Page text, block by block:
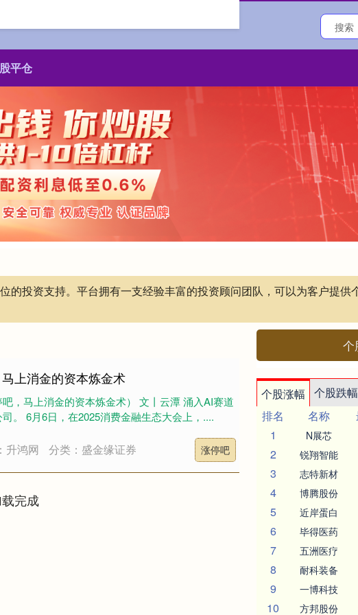
平仓
的投资支持。平台拥有一支经验丰富的投资顾问团队，可以为客户提供
上消金的资本炼金术
，马上消金的资本炼金术） 文丨云潭 涌入AI赛道
。 6月6日，在2025消费金融生态大会上，....
升鸿网 分类：盛金缘证券 涨停吧
完成
个
个股涨幅 个股跌幅
排名
名称
1
N展芯
2 锐翔智能
3 志特新材
4 博腾股份
5 近岸蛋白
6 毕得医药
7 五洲医疗
8 耐科装备
9 一博科技
10 方邦股份